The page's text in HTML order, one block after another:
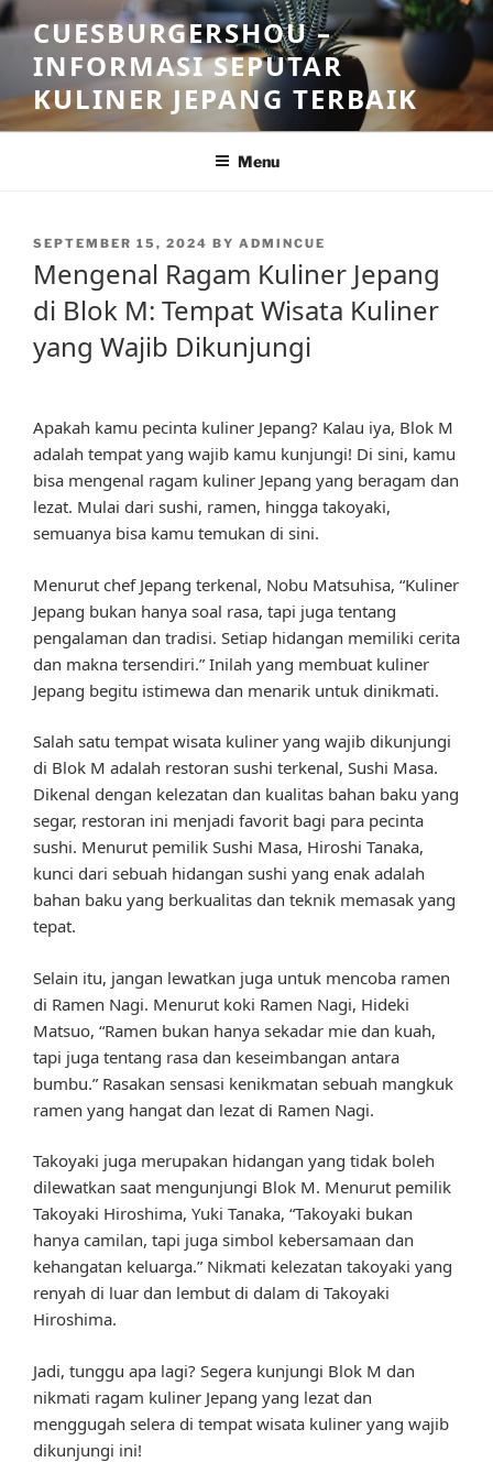
Skip
to
content
CUESBURGERSHOU –
INFORMASI SEPUTAR
KULINER JEPANG TERBAIK
Menu
POSTED
SEPTEMBER 15, 2024 BY ADMINCUE
Mengenal Ragam Kuliner Jepang
di Blok M: Tempat Wisata Kuliner
yang Wajib Dikunjungi
Apakah kamu pecinta kuliner Jepang? Kalau iya, Blok M
adalah tempat yang wajib kamu kunjungi! Di sini, kamu
bisa mengenal ragam kuliner Jepang yang beragam dan
lezat. Mulai dari sushi, ramen, hingga takoyaki,
semuanya bisa kamu temukan di sini.
Menurut chef Jepang terkenal, Nobu Matsuhisa, “Kuliner
Jepang bukan hanya soal rasa, tapi juga tentang
pengalaman dan tradisi. Setiap hidangan memiliki cerita
dan makna tersendiri.” Inilah yang membuat kuliner
Jepang begitu istimewa dan menarik untuk dinikmati.
Salah satu tempat wisata kuliner yang wajib dikunjungi
di Blok M adalah restoran sushi terkenal, Sushi Masa.
Dikenal dengan kelezatan dan kualitas bahan baku yang
segar, restoran ini menjadi favorit bagi para pecinta
sushi. Menurut pemilik Sushi Masa, Hiroshi Tanaka,
kunci dari sebuah hidangan sushi yang enak adalah
bahan baku yang berkualitas dan teknik memasak yang
tepat.
Selain itu, jangan lewatkan juga untuk mencoba ramen
di Ramen Nagi. Menurut koki Ramen Nagi, Hideki
Matsuo, “Ramen bukan hanya sekadar mie dan kuah,
tapi juga tentang rasa dan keseimbangan antara
bumbu.” Rasakan sensasi kenikmatan sebuah mangkuk
ramen yang hangat dan lezat di Ramen Nagi.
Takoyaki juga merupakan hidangan yang tidak boleh
dilewatkan saat mengunjungi Blok M. Menurut pemilik
Takoyaki Hiroshima, Yuki Tanaka, “Takoyaki bukan
hanya camilan, tapi juga simbol kebersamaan dan
kehangatan keluarga.” Nikmati kelezatan takoyaki yang
renyah di luar dan lembut di dalam di Takoyaki
Hiroshima.
Jadi, tunggu apa lagi? Segera kunjungi Blok M dan
nikmati ragam kuliner Jepang yang lezat dan
menggugah selera di tempat wisata kuliner yang wajib
dikunjungi ini!